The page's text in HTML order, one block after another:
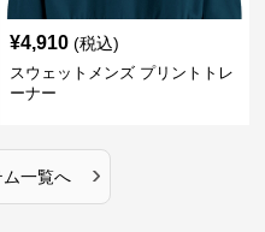
¥4,910 (税込)
スウェットメンズ プリントトレ
ーナー
ム一覧へ ›